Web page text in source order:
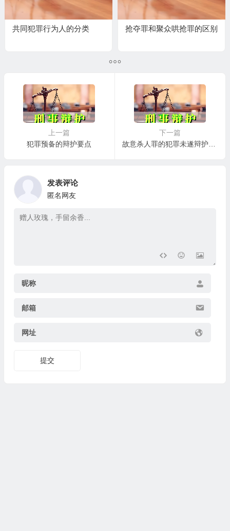
共同犯罪行为人的分类 抢夺罪和聚众哄抢罪的区别
上一篇
犯罪预备的辩护要点
下一篇
发表评论
匿名网友
昵称
邮箱
网址
提交